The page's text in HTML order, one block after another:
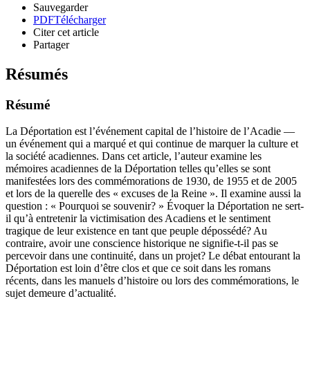
Sauvegarder
PDFTélécharger
Citer cet article
Partager
Résumés
Résumé
La Déportation est l’événement capital de l’histoire de l’Acadie —
un événement qui a marqué et qui continue de marquer la culture et
la société acadiennes. Dans cet article, l’auteur examine les
mémoires acadiennes de la Déportation telles qu’elles se sont
manifestées lors des commémorations de 1930, de 1955 et de 2005
et lors de la querelle des « excuses de la Reine ». Il examine aussi la
question : « Pourquoi se souvenir? » Évoquer la Déportation ne sert-
il qu’à entretenir la victimisation des Acadiens et le sentiment
tragique de leur existence en tant que peuple dépossédé? Au
contraire, avoir une conscience historique ne signifie-t-il pas se
percevoir dans une continuité, dans un projet? Le débat entourant la
Déportation est loin d’être clos et que ce soit dans les romans
récents, dans les manuels d’histoire ou lors des commémorations, le
sujet demeure d’actualité.